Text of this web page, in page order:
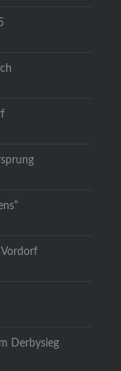
Vordorf
Derbysieg